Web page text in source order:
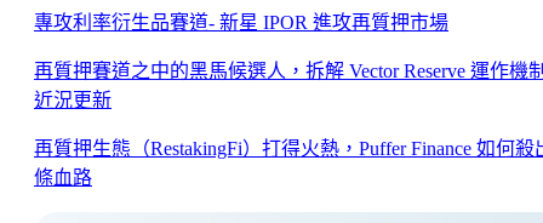
專攻利率衍生品賽道- 新星 IPOR 進攻再質押市場
再質押賽道之中的黑馬候選人，拆解 Vector Reserve 運作機
近況更新
再質押生態（RestakingFi）打得火熱，Puffer Finance 如何殺
條血路